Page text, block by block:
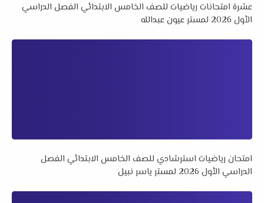
عشرة امتحانات رياضيات للصف الخامس الابتدائي الفصل الدراسي
الأول 2026 لمستر عيون عبدالله
امتحان رياضيات استرشادي للصف الخامس الابتدائي الفصل
الدراسي الأول 2026 لمستر ياسر نبيل